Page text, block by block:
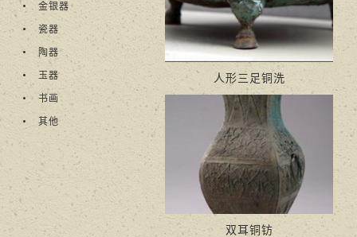
金银器
瓷器
陶器
玉器
书画
其他
人形三足铜洗
双耳铜钫